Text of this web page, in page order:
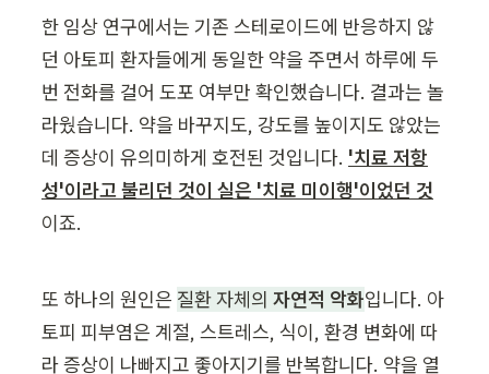
한 임상 연구에서는 기존 스테로이드에 반응하지 않
던 아토피 환자들에게 동일한 약을 주면서 하루에 두
번 전화를 걸어 도포 여부만 확인했습니다. 결과는 놀
라웠습니다. 약을 바꾸지도, 강도를 높이지도 않았는
데 증상이 유의미하게 호전된 것입니다. '치료 저항
성'이라고 불리던 것이 실은 '치료 미이행'이었던 것
이죠.
또 하나의 원인은 질환 자체의 자연적 악화입니다. 아
토피 피부염은 계절, 스트레스, 식이, 환경 변화에 따
라 증상이 나빠지고 좋아지기를 반복합니다. 약을 열